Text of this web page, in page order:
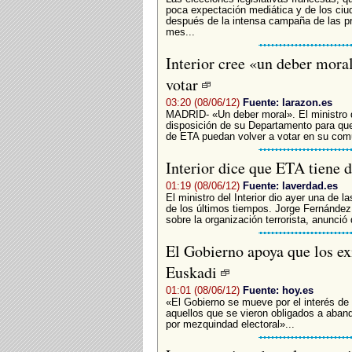
poca expectación mediática y de los
después de la intensa campaña de las
mes...
Interior cree «un deber
votar
03:20 (08/06/12) Fuente: larazon.es
MADRID- «Un deber moral». El
disposición de su Departamento para
de ETA puedan volver a votar en su
Interior dice que ETA tiene
01:19 (08/06/12) Fuente: laverdad.es
El ministro del Interior dio ayer una de
de los últimos tiempos. Jorge
sobre la organización terrorista, anunció
El Gobierno apoya que los
Euskadi
01:01 (08/06/12) Fuente: hoy.es
«El Gobierno se mueve por el interés
aquellos que se vieron obligados a
por mezquindad electoral»...